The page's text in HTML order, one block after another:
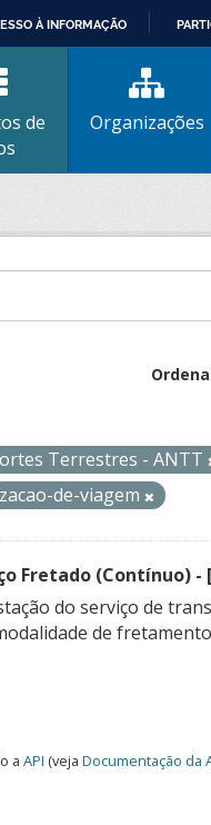
À INFORMAÇÃO
de
Organizações
Terrestres - ANTT
de-viagem
Fretado (Contínuo) -
do serviço de
de
a API (veja Documentação da